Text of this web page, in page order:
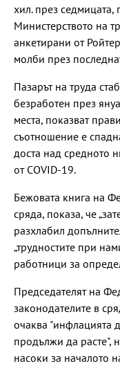
хил. през
Министерството на
анкетирани от
молби през
Пазарът на труда
безработен през
места, показват
съотношение е
доста над средното
от COVID-19.
Бежовата книга на
сряда, показа, че
разхлабил
„трудностите при
работници за
Председателят на
законодателите в
очаква "инфлацията
продължи да расте",
насоки за началото